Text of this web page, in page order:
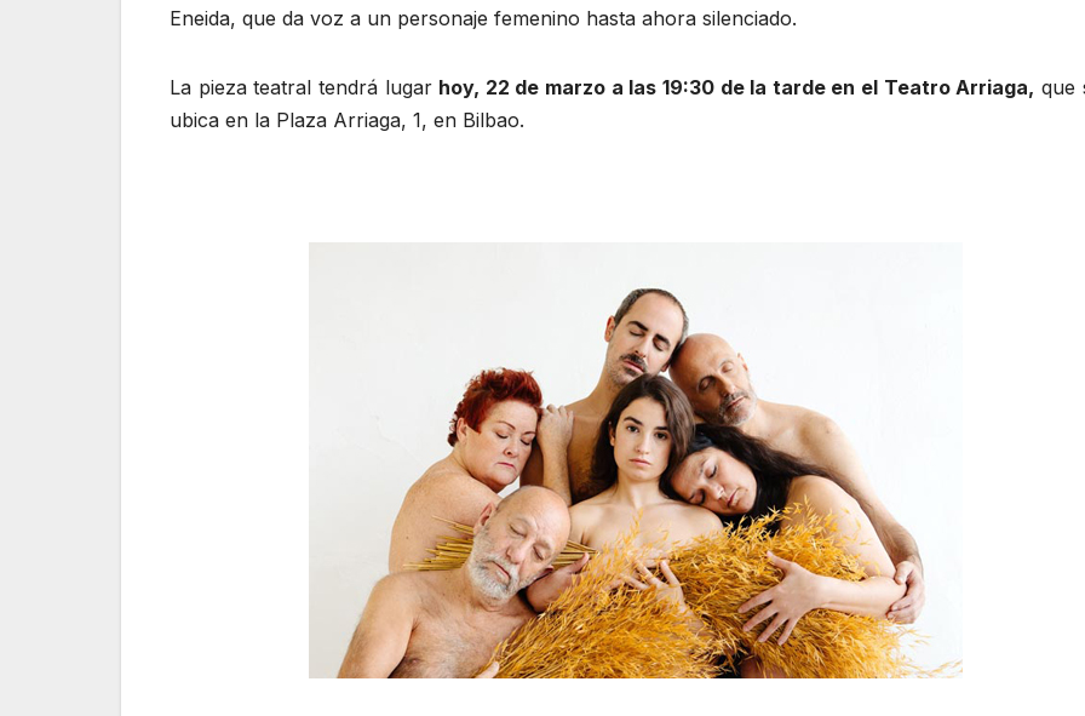
Eneida, que da voz a un personaje femenino hasta ahora silenciado.
La pieza teatral tendrá lugar hoy, 22 de marzo a las 19:30 de la tarde en el Teatro Arriaga, que
ubica en la Plaza Arriaga, 1, en Bilbao.